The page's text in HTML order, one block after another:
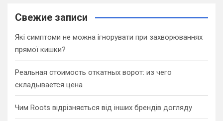
c
Свежие записи
Які симптоми не можна ігнорувати при захворюваннях
прямої кишки?
Реальная стоимость откатных ворот: из чего
складывается цена
Чим Roots відрізняється від інших брендів догляду